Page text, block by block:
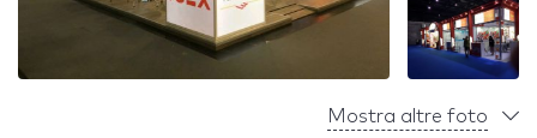
Mostra altre foto